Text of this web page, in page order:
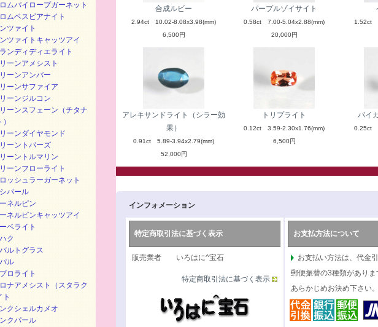
合成ルビー
2.94ct 10.02-8.08x3.98(mm)
6,500円
パープルゾイサイト
0.58ct 7.00-5.04x2.88(mm)
20,000円
1.52ct
アレキサンドライト（シラー効
果）
0.91ct 5.89-3.94x2.79(mm)
52,000円
トリプライト
0.12ct 3.59-2.30x1.76(mm)
6,500円
バイ
0.25ct
インフォメーション
特定商取引法に基づく表示
販売業者 いろはに^宝石
特定商取引法に基づく表示
お支払方法について
お支払い方法は、代金
郵便振替の3種類がありま
あらかじめお決め下さい。
ムパイロープガーネット
ムベスビアナイト
ツァイト
ツァイトキャッツアイ
ンディディエライト
ーンアメシスト
ーンアンバー
ーンサファイア
ーンジルコン
ーンスフェーン（チタナ
ーンダイヤモンド
ーントパーズ
ーントルマリン
ーンフローライト
ッシュラーガーネット
パール
ネルピン
ネルピンキャッツアイ
ベライト
ク
ルトグラス
ル
ロライト
ナアメシスト（スタラク
ト
クシェルカメオ
クパール